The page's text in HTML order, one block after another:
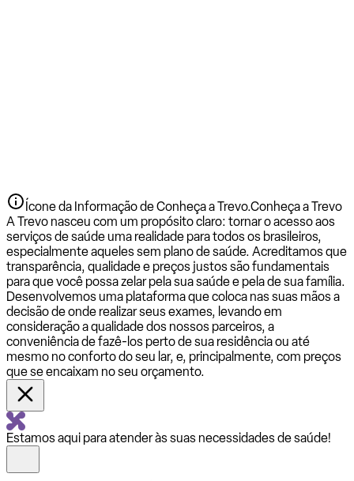
Ícone da Informação de Conheça a Trevo.Conheça a Trevo
A Trevo nasceu com um propósito claro: tornar o acesso aos
serviços de saúde uma realidade para todos os brasileiros,
especialmente aqueles sem plano de saúde. Acreditamos que
transparência, qualidade e preços justos são fundamentais
para que você possa zelar pela sua saúde e pela de sua família.
Desenvolvemos uma plataforma que coloca nas suas mãos a
decisão de onde realizar seus exames, levando em
consideração a qualidade dos nossos parceiros, a
conveniência de fazê-los perto de sua residência ou até
mesmo no conforto do seu lar, e, principalmente, com preços
que se encaixam no seu orçamento.
Estamos aqui para atender às suas necessidades de saúde!